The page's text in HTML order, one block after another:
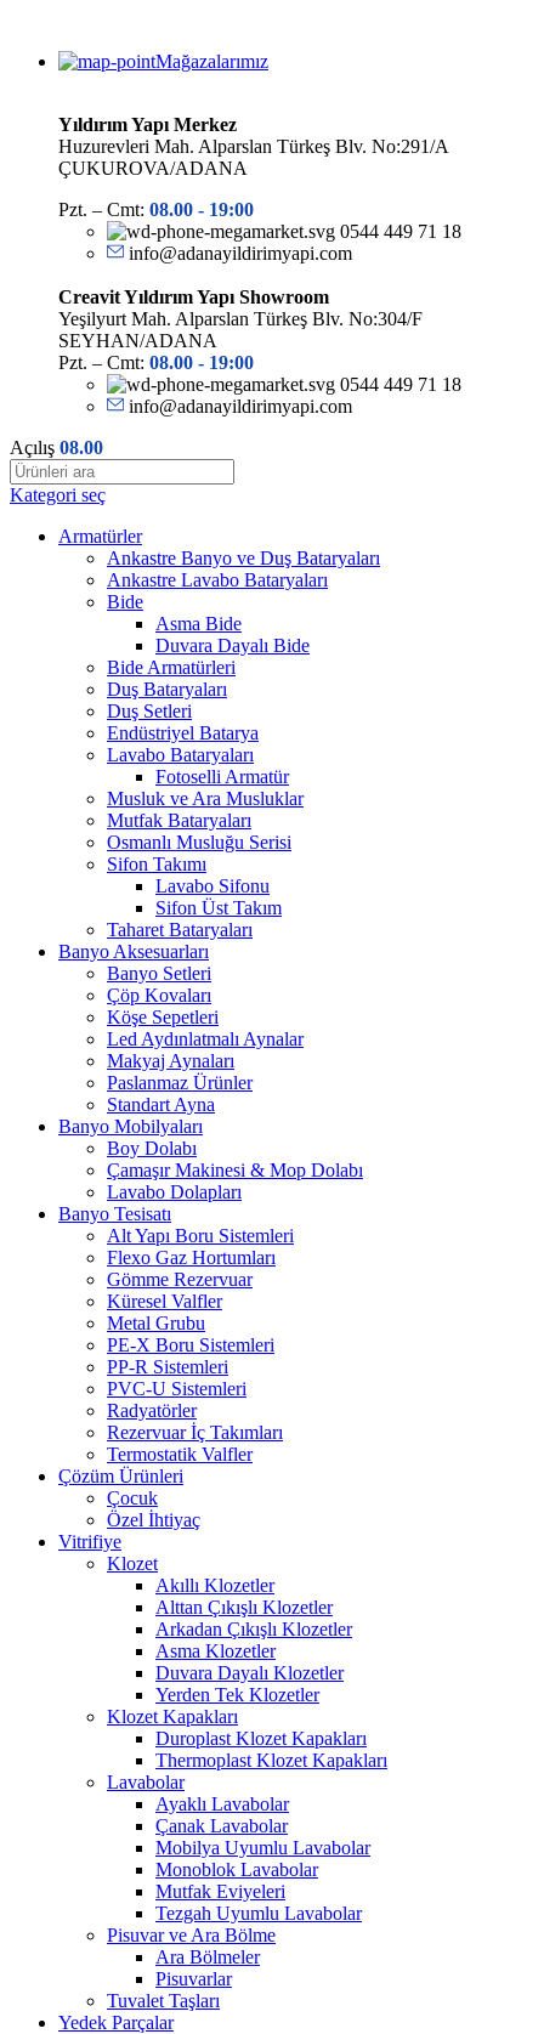
Mağazalarımız
Yıldırım Yapı Merkez
Huzurevleri Mah. Alparslan Türkeş Blv. No:291/A
ÇUKUROVA/ADANA
Pzt. – Cmt: 08.00 - 19:00
0544 449 71 18
info@adanayildirimyapi.com
Creavit Yıldırım Yapı Showroom
Yeşilyurt Mah. Alparslan Türkeş Blv. No:304/F
SEYHAN/ADANA
Pzt. – Cmt: 08.00 - 19:00
0544 449 71 18
info@adanayildirimyapi.com
Açılış 08.00
Kategori seç
Armatürler
Ankastre Banyo ve Duş Bataryaları
Ankastre Lavabo Bataryaları
Bide
Asma Bide
Duvara Dayalı Bide
Bide Armatürleri
Duş Bataryaları
Duş Setleri
Endüstriyel Batarya
Lavabo Bataryaları
Fotoselli Armatür
Musluk ve Ara Musluklar
Mutfak Bataryaları
Osmanlı Musluğu Serisi
Sifon Takımı
Lavabo Sifonu
Sifon Üst Takım
Taharet Bataryaları
Banyo Aksesuarları
Banyo Setleri
Çöp Kovaları
Köşe Sepetleri
Led Aydınlatmalı Aynalar
Makyaj Aynaları
Paslanmaz Ürünler
Standart Ayna
Banyo Mobilyaları
Boy Dolabı
Çamaşır Makinesi & Mop Dolabı
Lavabo Dolapları
Banyo Tesisatı
Alt Yapı Boru Sistemleri
Flexo Gaz Hortumları
Gömme Rezervuar
Küresel Valfler
Metal Grubu
PE-X Boru Sistemleri
PP-R Sistemleri
PVC-U Sistemleri
Radyatörler
Rezervuar İç Takımları
Termostatik Valfler
Çözüm Ürünleri
Çocuk
Özel İhtiyaç
Vitrifiye
Klozet
Akıllı Klozetler
Alttan Çıkışlı Klozetler
Arkadan Çıkışlı Klozetler
Asma Klozetler
Duvara Dayalı Klozetler
Yerden Tek Klozetler
Klozet Kapakları
Duroplast Klozet Kapakları
Thermoplast Klozet Kapakları
Lavabolar
Ayaklı Lavabolar
Çanak Lavabolar
Mobilya Uyumlu Lavabolar
Monoblok Lavabolar
Mutfak Eviyeleri
Tezgah Uyumlu Lavabolar
Pisuvar ve Ara Bölme
Ara Bölmeler
Pisuvarlar
Tuvalet Taşları
Yedek Parçalar